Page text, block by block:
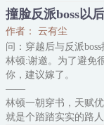
学长黑发血眸，贵族
着小圣子的手教他绘
找不着北。
于是圣子小手一挥
从此，卡尼亚斯是
……谁知道他学长是
撞脸反派boss以后
作者： 云有尘
问：穿越后与反派
林顿:谢邀。为了避免
你，建议嫁了。
——
林顿一朝穿书，天赋
就是个踏踏实实的路人